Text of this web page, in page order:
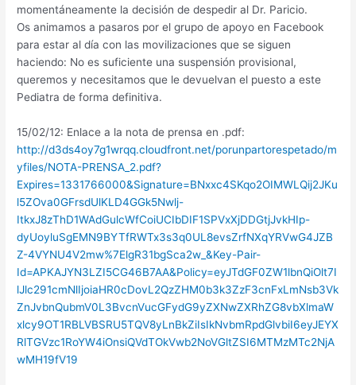
momentáneamente la decisión de despedir al Dr. Paricio.
Os animamos a pasaros por el grupo de apoyo en Facebook
para estar al día con las movilizaciones que se siguen
haciendo: No es suficiente una suspensión provisional,
queremos y necesitamos que le devuelvan el puesto a este
Pediatra de forma definitiva.
15/02/12: Enlace a la nota de prensa en .pdf:
http://d3ds4oy7g1wrqq.cloudfront.net/porunpartorespetado/m
yfiles/NOTA-PRENSA_2.pdf?
Expires=1331766000&Signature=BNxxc4SKqo2OIMWLQij2JKu
l5ZOva0GFrsdUlKLD4GGk5Nwlj-
ItkxJ8zThD1WAdGulcWfCoiUCIbDIF1SPVxXjDDGtjJvkHIp-
dyUoyluSgEMN9BYTfRWTx3s3q0UL8evsZrfNXqYRVwG4JZB
Z-4VYNU4V2mw%7ElgR31bgSca2w_&Key-Pair-
Id=APKAJYN3LZI5CG46B7AA&Policy=eyJTdGF0ZW1lbnQiOlt7I
lJlc291cmNlIjoiaHR0cDovL2QzZHM0b3k3ZzF3cnFxLmNsb3Vk
ZnJvbnQubmV0L3BvcnVucGFydG9yZXNwZXRhZG8vbXlmaW
xlcy9OT1RBLVBSRU5TQV8yLnBkZiIsIkNvbmRpdGlvbiI6eyJEYX
RlTGVzc1RoYW4iOnsiQVdTOkVwb2NoVGltZSI6MTMzMTc2NjA
wMH19fV19